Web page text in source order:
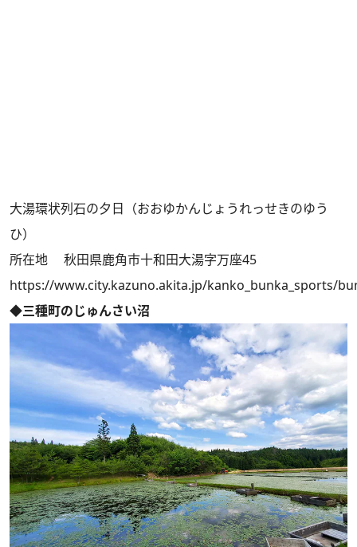
大湯環状列石の夕日（おおゆかんじょうれっせきのゆう
ひ）
所在地 秋田県鹿角市十和田大湯字万座45
https://www.city.kazuno.akita.jp/kanko_bunka_sports/
◆三種町のじゅんさい沼